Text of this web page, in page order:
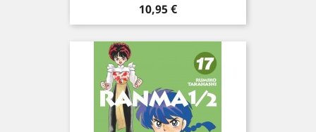
Prix
10,95 €